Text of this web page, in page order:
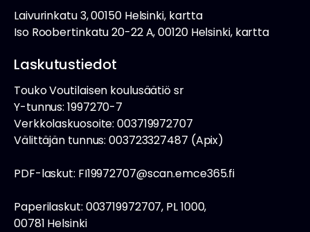
Laivurinkatu 3, 00150 Helsinki, kartta
Iso Roobertinkatu 20-22 A, 00120 Helsinki, kartta
Laskutustiedot
Touko Voutilaisen koulusäätiö sr
Y-tunnus: 1997270-7
Verkkolaskuosoite: 003719972707
Välittäjän tunnus: 003723327487 (Apix)
PDF-laskut: FI19972707@scan.emce365.fi
Paperilaskut: 003719972707, PL 1000,
00781 Helsinki